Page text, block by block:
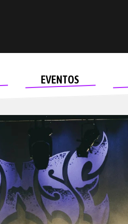
EVENTOS